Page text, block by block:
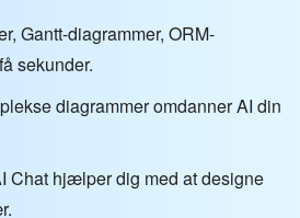
Gantt-diagrammer, ORM-
sekunder.
diagrammer omdanner AI din
Chat hjælper dig med at designe